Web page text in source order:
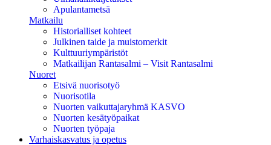
Apulantametsä
Matkailu
Historialliset kohteet
Julkinen taide ja muistomerkit
Kulttuuriympäristöt
Matkailijan Rantasalmi – Visit Rantasalmi
Nuoret
Etsivä nuorisotyö
Nuorisotila
Nuorten vaikuttajaryhmä KASVO
Nuorten kesätyöpaikat
Nuorten työpaja
Varhaiskasvatus ja opetus